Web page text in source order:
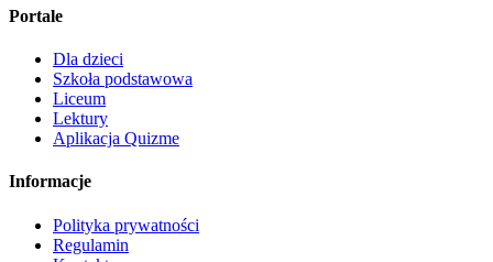
Portale
Dla dzieci
Szkoła podstawowa
Liceum
Lektury
Aplikacja Quizme
Informacje
Polityka prywatności
Regulamin